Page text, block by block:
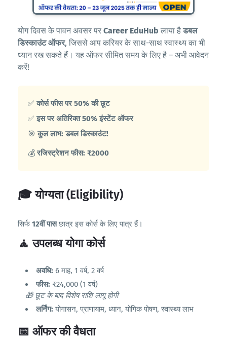
योग दिवस के पावन अवसर पर Career EduHub लाया हैडबल
डिस्काउंट ऑफर, जिससे आप करियर के साथ-साथ स्वास्थ्य का भी
ध्यान रख सकते हैं। यह ऑफर सीमित समय के लिए है – अभी आवेदन
करें!
✅ कोर्स फीस पर 50% की छूट
✅ इस पर अतिरिक्त 50% इंस्टेंट ऑफर
🎯 कुल लाभ: डबल डिस्काउंट!
💰 रजिस्ट्रेशन फीस: ₹2000
🎓 योग्यता (Eligibility)
सिर्फ 12वीं पासछात्र इस कोर्स के लिए पात्र हैं।
🧘 उपलब्ध योगा कोर्स
अवधि: 6 माह, 1 वर्ष, 2 वर्ष
फीस: ₹24,000 (1 वर्ष)
🎁 छूट के बाद विशेष राशि लागू होगी
लर्निंग: योगासन, प्राणायाम, ध्यान, योगिक पोषण, स्वास्थ्य लाभ
📅 ऑफर की वैधता